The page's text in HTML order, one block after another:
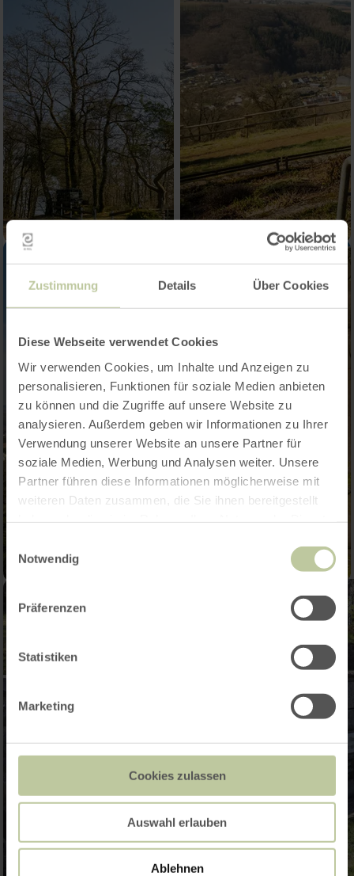
Zustimmung Details Über Cookies
Diese Webseite verwendet Cookies
Wir verwenden Cookies, um Inhalte und Anzeigen zu
personalisieren, Funktionen für soziale Medien anbieten
zu können und die Zugriffe auf unsere Website zu
analysieren. Außerdem geben wir Informationen zu Ihrer
Verwendung unserer Website an unsere Partner für
soziale Medien, Werbung und Analysen weiter. Unsere
Partner führen diese Informationen möglicherweise mit
weiteren Daten zusammen, die Sie ihnen bereitgestellt
Notwendig
Präferenzen
Statistiken
Marketing
Cookies zulassen
Auswahl erlauben
Ablehnen